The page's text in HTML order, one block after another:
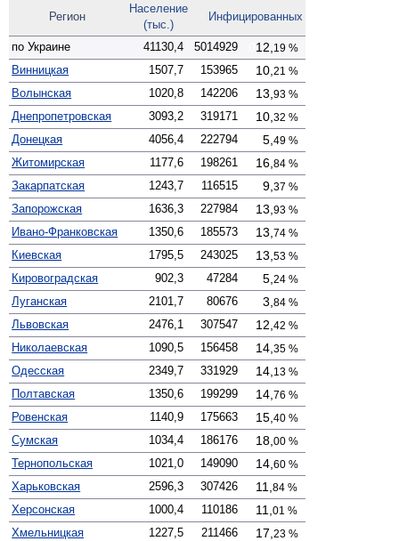
Регион
Население
(тыс.)
Инфици­рованных
по Украине 41130,4 5014929 12, 19 %
Винницкая 1507,7 153965 10, 21 %
Волынская 1020,8 142206 13, 93 %
Днепро­петровская 3093,2 319171 10, 32 %
Донецкая 4056,4 222794 5, 49 %
Житомирская 1177,6 198261 16, 84 %
Закарпатская 1243,7 116515 9, 37 %
Запорожская 1636,3 227984 13, 93 %
Ивано-Франковская 1350,6 185573 13, 74 %
Киевская 1795,5 243025 13, 53 %
Кирово­градская 902,3 47284 5, 24 %
Луганская 2101,7 80676 3, 84 %
Львовская 2476,1 307547 12, 42 %
Николаевская 1090,5 156458 14, 35 %
Одесская 2349,7 331929 14, 13 %
Полтавская 1350,6 199299 14, 76 %
Ровенская 1140,9 175663 15, 40 %
Сумская 1034,4 186176 18, 00 %
Тернопольская 1021,0 149090 14, 60 %
Харьковская 2596,3 307426 11,84 %
Херсонская 1000,4 110186 11,01 %
Хмельницкая 1227,5 211466 17, 23 %